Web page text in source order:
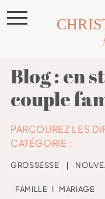
Blog : en
couple
PARCOUREZ LES
CATÉGORIE :
GROSSESSE ❘
FAMILLE I MARIAGE